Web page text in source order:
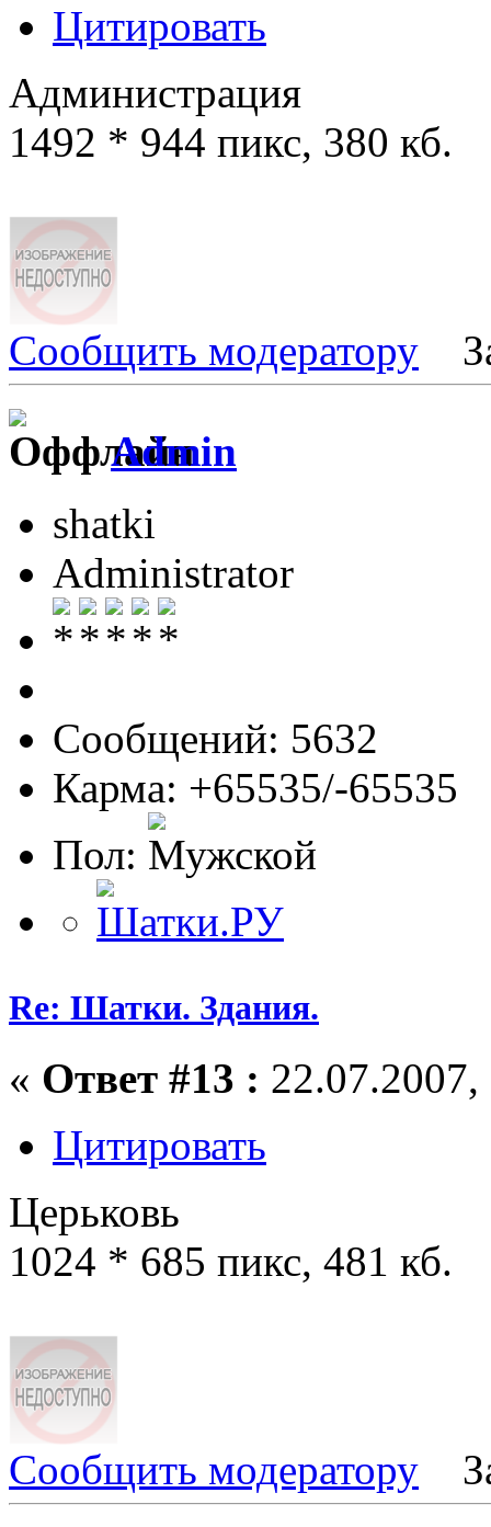
Цитировать
Администрация
1492 * 944 пикс, 380 кб.
Сообщить модератору
Admin
shatki
Administrator
Сообщений: 5632
Карма: +65535/-65535
Пол:
Re: Шатки. Здания.
« Ответ #13 :
Цитировать
Церьковь
1024 * 685 пикс, 481 кб.
Сообщить модератору